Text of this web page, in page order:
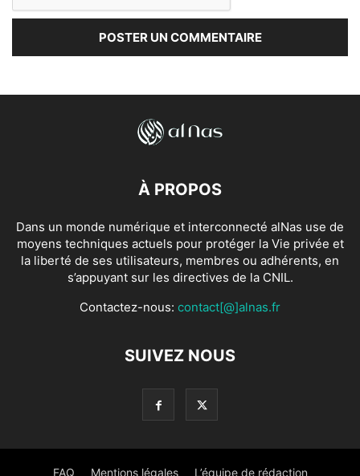
À PROPOS
Dans un monde numérique et interconnecté alNas use de
moyens techniques actuels pour protéger la Vie privée et
la liberté de ses utilisateurs, membres ou adhérents, en
s’appuyant sur les directives de la CNIL.
Contactez-nous: contact[@]alnas.fr
SUIVEZ NOUS
FAQ Mentions légales L’équipe de rédaction